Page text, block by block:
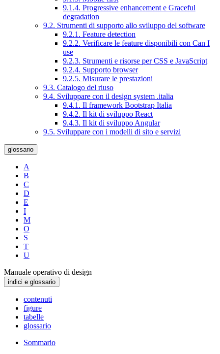
9.1.4. Progressive enhancement e Graceful
degradation
9.2. Strumenti di supporto allo sviluppo del software
9.2.1. Feature detection
9.2.2. Verificare le feature disponibili con Can I
use
9.2.3. Strumenti e risorse per CSS e JavaScript
9.2.4. Supporto browser
9.2.5. Misurare le prestazioni
9.3. Catalogo del riuso
9.4. Sviluppare con il design system .italia
9.4.1. Il framework Bootstrap Italia
9.4.2. Il kit di sviluppo React
9.4.3. Il kit di sviluppo Angular
9.5. Sviluppare con i modelli di sito e servizi
glossario
A
B
C
D
E
I
M
O
S
T
U
Manuale operativo di design
indici e glossario
contenuti
figure
tabelle
glossario
Sommario